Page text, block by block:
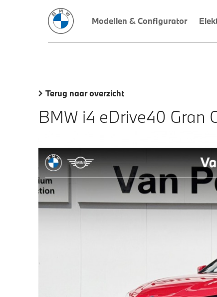
Modellen & Configurator
Terug naar overzicht
BMW i4 eDrive40 Gran